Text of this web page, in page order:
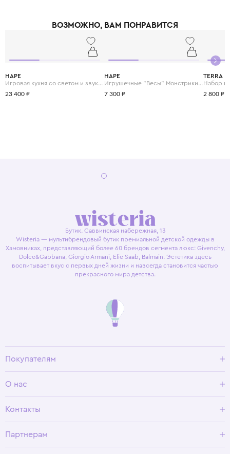
ВОЗМОЖНО, ВАМ ПОНРАВИТСЯ
HAPE
Игровая кухня со светом и звуком "Готовим вместе"
23 400 ₽
HAPE
Игрушечные "Весы" Монстрики с брошюрой примеров на сложение и состав числа
7 300 ₽
TERRA
2 800 ₽
Бутик. Саввинская набережная, 13
Wisteria — мультибрендовый бутик премиальной детской одежды в
Хамовниках, представляющий более 60 брендов сегмента люкс: Givenchy,
Dolce&Gabbana, Giorgio Armani, Elie Saab, Balmain. Эстетика здесь
воспитывает вкус с первых дней жизни и навсегда становится частью
прекрасного мира детства.
Покупателям
Условия возврата
О нас
Программа лояльности
Контакты
Партнерам